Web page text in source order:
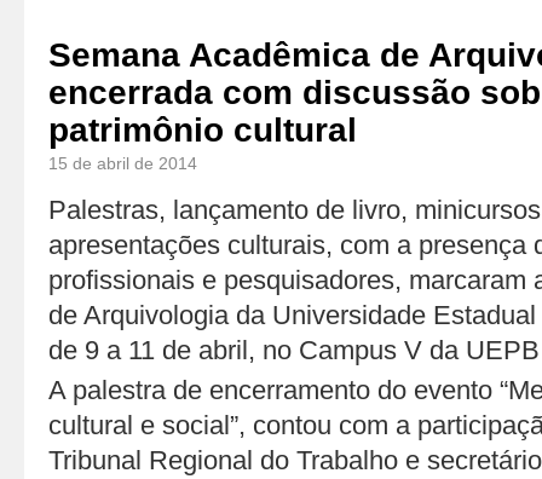
Semana Acadêmica de
encerrada com discussão
patrimônio cultural
15 de abril de 2014
Palestras, lançamento de livro,
apresentações culturais, com a presença
profissionais e pesquisadores, marcaram
de Arquivologia da Universidade
de 9 a 11 de abril, no Campus V da
A palestra de encerramento do evento
cultural e social”, contou com a
Tribunal Regional do Trabalho e